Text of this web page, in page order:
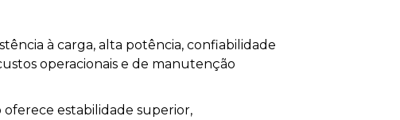
à carga, alta potência, confiabilidade
operacionais e de manutenção
estabilidade superior,